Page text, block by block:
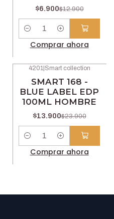
$6.900$12.900
Cantidad
Comprar ahora
4201 |Smart collection
SMART 168 -
BLUE LABEL EDP
100ML HOMBRE
$13.900$23.900
Cantidad
Comprar ahora